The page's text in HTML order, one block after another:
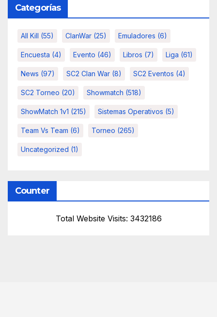
Categorías
All Kill (55) ClanWar (25) Emuladores (6)
Encuesta (4) Evento (46) Libros (7) Liga (61)
News (97) SC2 Clan War (8) SC2 Eventos (4)
SC2 Torneo (20) Showmatch (518)
ShowMatch 1v1 (215) Sistemas Operativos (5)
Team Vs Team (6) Torneo (265)
Uncategorized (1)
Counter
Total Website Visits: 3432186